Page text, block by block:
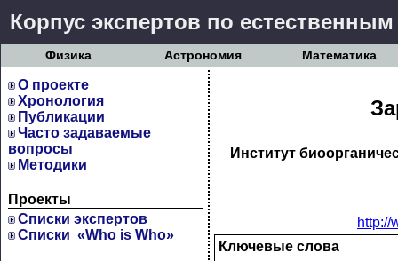
Корпус экспертов по
Физика Астрономия Математика
О проекте
Хронология
Публикации
Часто задаваемые
вопросы
Методики
Проекты
Cписки экспертов
Списки «Who is Who»
Институт
http://
Ключевые слова